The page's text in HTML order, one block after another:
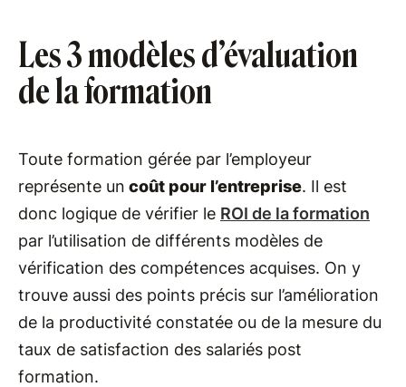
Les 3 modèles d’évaluation
de la formation
Toute formation gérée par l’employeur
représente un coût pour l’entreprise. Il est
donc logique de vérifier le ROI de la formation
par l’utilisation de différents modèles de
vérification des compétences acquises. On y
trouve aussi des points précis sur l’amélioration
de la productivité constatée ou de la mesure du
taux de satisfaction des salariés post
formation.